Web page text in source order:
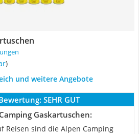
)
und weitere Angebote
SEHR GUT
Gaskartuschen:
Reisen sind die Alpen Camping